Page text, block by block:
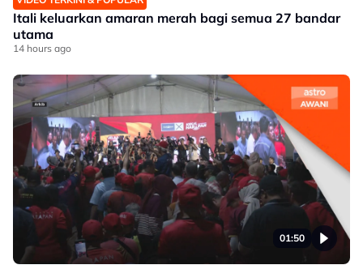
Itali keluarkan amaran merah bagi semua 27 bandar
utama
14 hours ago
01:50